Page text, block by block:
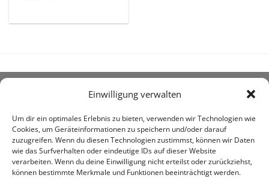
Einwilligung verwalten
Um dir ein optimales Erlebnis zu bieten, verwenden wir Technologien wie
Cookies, um Geräteinformationen zu speichern und/oder darauf
zuzugreifen. Wenn du diesen Technologien zustimmst, können wir Daten
wie das Surfverhalten oder eindeutige IDs auf dieser Website
verarbeiten. Wenn du deine Einwilligung nicht erteilst oder zurückziehst,
können bestimmte Merkmale und Funktionen beeinträchtigt werden.